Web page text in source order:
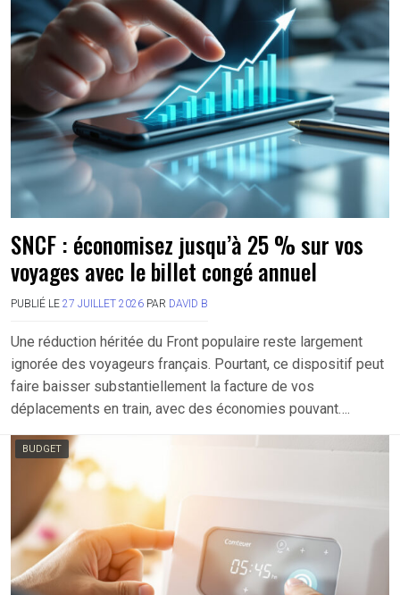
SNCF : économisez jusqu’à 25 % sur vos
voyages avec le billet congé annuel
PUBLIÉ LE 27 JUILLET 2026 PAR DAVID B
Une réduction héritée du Front populaire reste largement
ignorée des voyageurs français. Pourtant, ce dispositif peut
faire baisser substantiellement la facture de vos
déplacements en train, avec des économies pouvant….
BUDGET